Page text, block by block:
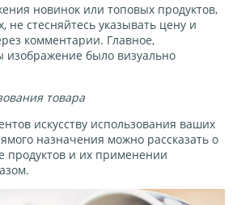
новинок или топовых продуктов,
не стесняйтесь указывать цену и
комментарии. Главное,
изображение было визуально
товара
искусству использования ваших
назначения можно рассказать о
продуктов и их применении